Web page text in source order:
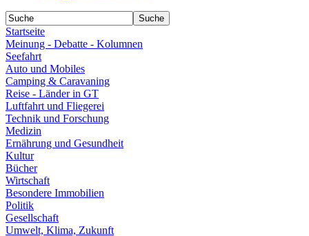
Startseite
Meinung - Debatte - Kolumnen
Seefahrt
Auto und Mobiles
Camping & Caravaning
Reise - Länder in GT
Luftfahrt und Fliegerei
Technik und Forschung
Medizin
Ernährung und Gesundheit
Kultur
Bücher
Wirtschaft
Besondere Immobilien
Politik
Gesellschaft
Umwelt, Klima, Zukunft